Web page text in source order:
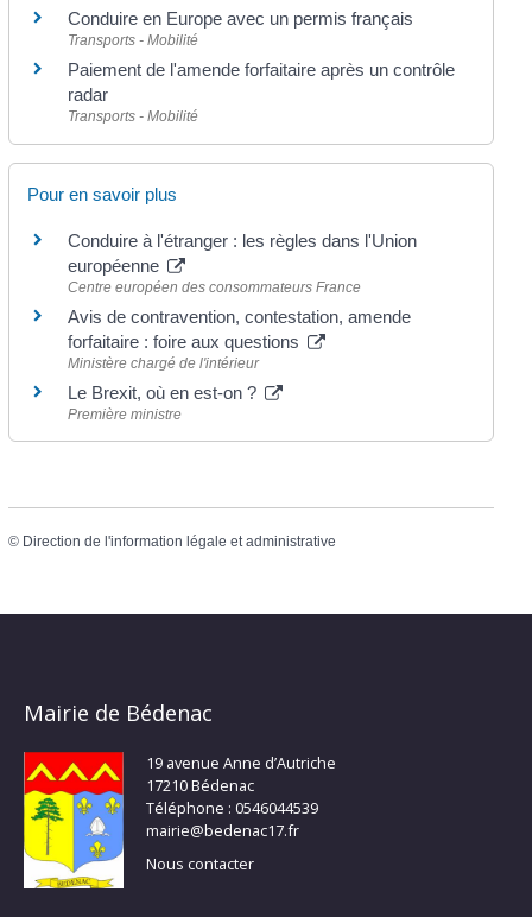
Conduire en Europe avec un permis français
Transports - Mobilité
Paiement de l'amende forfaitaire après un contrôle
radar
Transports - Mobilité
Pour en savoir plus
Conduire à l'étranger : les règles dans l'Union
européenne
Centre européen des consommateurs France
Avis de contravention, contestation, amende
forfaitaire : foire aux questions
Ministère chargé de l'intérieur
Le Brexit, où en est-on ?
Première ministre
© Direction de l'information légale et administrative
Mairie de Bédenac
19 avenue Anne d’Autriche
17210 Bédenac
Téléphone : 0546044539
mairie@bedenac17.fr
Nous contacter